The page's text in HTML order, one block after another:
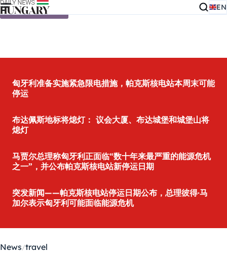
Skip to content EN
匈牙利准备实施紧急限电措施，帕克斯核电站本周末可能
停运
布达佩斯地标将熄灯： 议会大厦、布达城堡和城堡山将
熄灯
马贾尔总理称匈牙利正面临“数十年来最严重的能源危机
之一”，并公布帕克斯核电站新停运日期
突发新闻——帕克斯核电站停运日期公布，总理彼得·马
加尔表示匈牙利可能面临能源危机
News travel